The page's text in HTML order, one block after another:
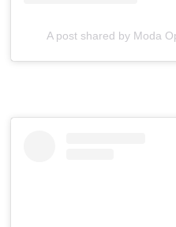
A post shared by Moda